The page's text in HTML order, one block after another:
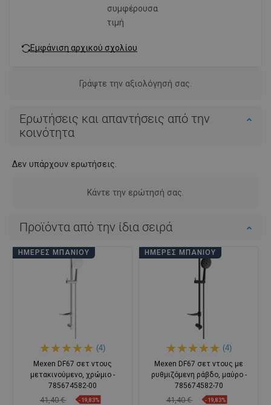
συμφέρουσα
τιμή
Εμφάνιση αρχικού σχολίου
Γράψτε την αξιολόγησή σας.
Ερωτήσεις και απαντήσεις από την
κοινότητα
Δεν υπάρχουν ερωτήσεις.
Κάντε την ερώτησή σας.
Προϊόντα από την ίδια σειρά
ΗΜΈΡΕΣ ΜΠΆΝΙΟΥ
(4)
Mexen DF67 σετ ντους
μετακινούμενο, χρώμιο -
785674582-00
41,40 € -19,83%
ΗΜΈΡΕΣ ΜΠΆΝΙΟΥ
(4)
Mexen DF67 σετ ντους με
ρυθμιζόμενη ράβδο, μαύρο -
785674582-70
41,40 € -19,83%